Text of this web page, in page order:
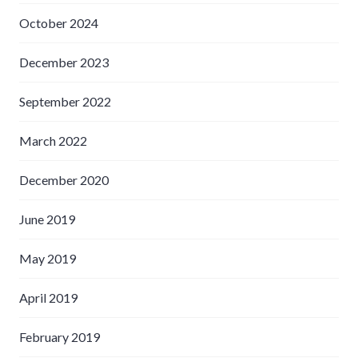
October 2024
December 2023
September 2022
March 2022
December 2020
June 2019
May 2019
April 2019
February 2019